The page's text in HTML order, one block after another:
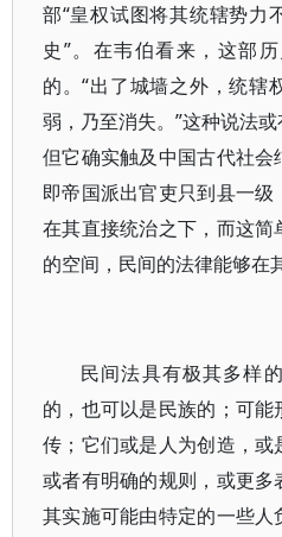
部“皇权试图将其统辖势力
史”。在韦伯看来，这部
的。“出了城墙之外，统辖
弱，乃至消失。”这种说法
但它确实触及中国古代社会
即帝国派出官吏只到县一
在其直接统治之下，而这
的空间，民间的法律能够在
民间法具有极其多样
的，也可以是民族的；可
传；它们或是人为创造，或
或者有明确的规则，或更多
其实施可能由特定的一些